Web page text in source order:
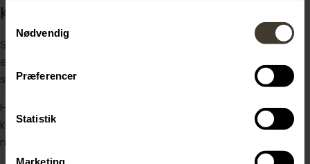
Samtykkevalg
Nødvendig
Præferencer
Statistik
Marketing
Kontakt og ansættelsesvilkår
Send din ansøgning med CV, eksamensbevis samt
eventuelt yderligere materiale via "Ansøg nu" knappen
senest søndag den 1. februar 2026.
Har du spørgsmål til stillingen er du velkommen til at
kontakte elevansvarlig Rikke Gregers Smedegaard på
mailadressen: